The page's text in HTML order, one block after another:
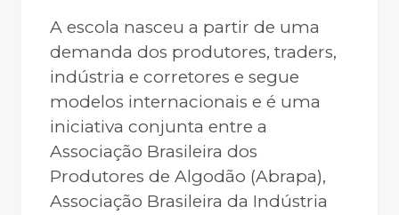
A escola nasceu a partir de uma
demanda dos produtores, traders,
indústria e corretores e segue
modelos internacionais e é uma
iniciativa conjunta entre a
Associação Brasileira dos
Produtores de Algodão (Abrapa),
Associação Brasileira da Indústria